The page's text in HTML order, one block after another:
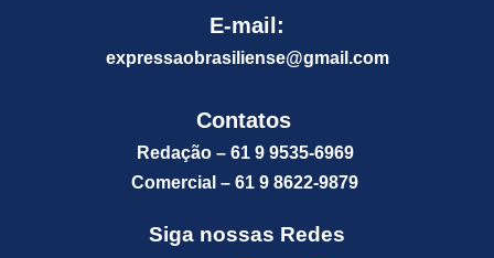
E-mail:
expressaobrasiliense@gmail.com
Contatos
Redação – 61 9 9535-6969
Comercial – 61 9 8622-9879
Siga nossas Redes